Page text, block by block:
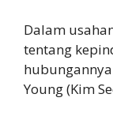
Dalam
tentang
Young (Kim